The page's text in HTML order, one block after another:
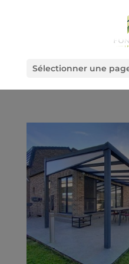
Sélectionner une